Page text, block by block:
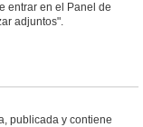
entrar en el Panel de
adjuntos".
publicada y contiene